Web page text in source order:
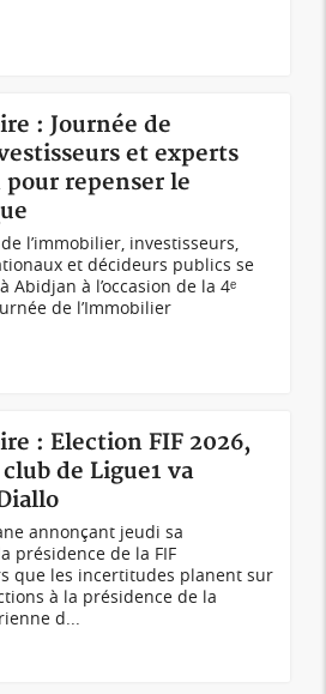
: Journée de
et experts
repenser le
l’immobilier, investisseurs,
et décideurs publics se
Abidjan à l’occasion de la 4ᵉ
de l’Immobilier
: Election FIF 2026,
de Ligue1 va
annonçant jeudi sa
présidence de la FIF
que les incertitudes planent sur
à la présidence de la
d...